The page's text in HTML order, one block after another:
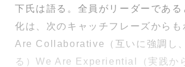
下氏は語る。全員がリーダーである
化は、次のキャッチフレーズからも
Are Collaborative（互いに強調し
る）We Are Experiential（実践か